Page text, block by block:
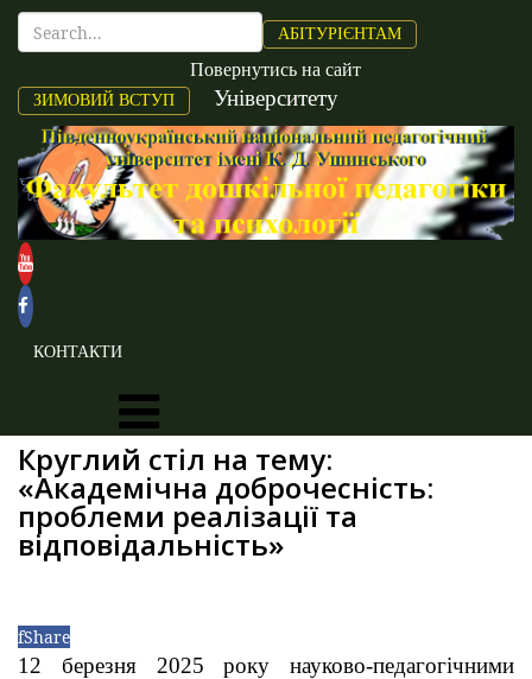
АБІТУРІЄНТАМ
ЗИМОВИЙ ВСТУП
Повернутись на сайт
Університету
КОНТАКТИ
Круглий стіл на тему:
«Академічна доброчесність:
проблеми реалізації та
відповідальність»
fShare
12 березня 2025 року науково-педагогічними